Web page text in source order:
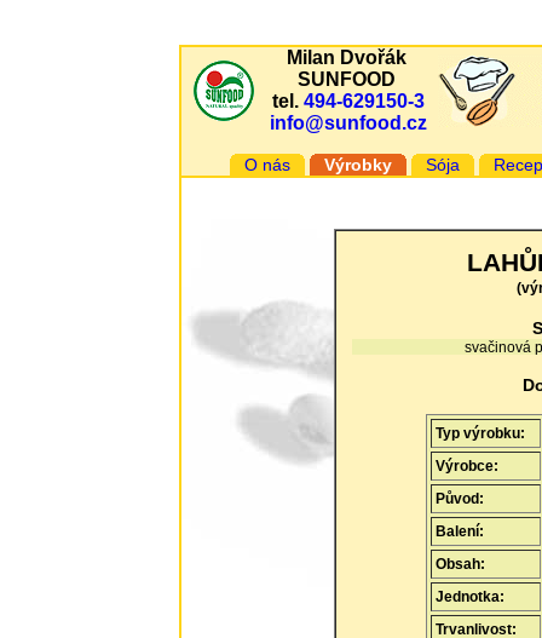
Milan Dvořák
SUNFOOD
tel. 494-629150-3
info@sunfood.cz
O nás Výrobky Sója
svačinová
Typ výrobku:
Výrobce:
Původ:
Balení:
Obsah:
Jednotka:
Trvanlivost: